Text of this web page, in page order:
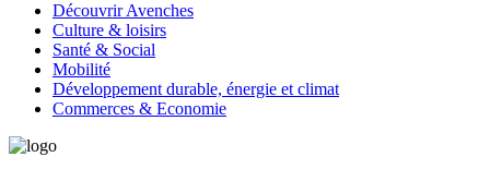
Découvrir Avenches
Culture & loisirs
Santé & Social
Mobilité
Développement durable, énergie et climat
Commerces & Economie